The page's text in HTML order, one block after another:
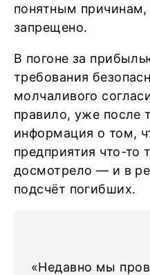
понятным причинам,
запрещено.
В погоне за
требования
молчаливого
правило, уже после
информация о том,
предприятия что-то
досмотрело — и в
подсчёт погибших.
«Недавно мы